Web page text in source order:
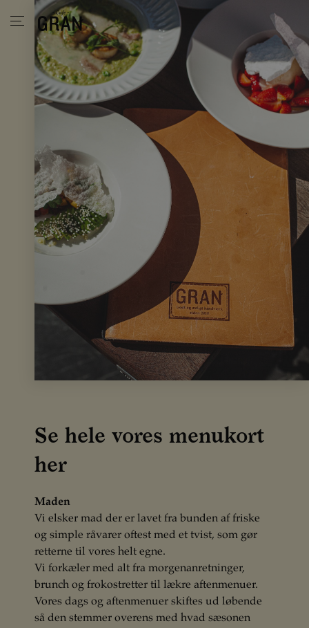
Se hele vores menukort
her
Maden
Vi elsker mad der er lavet fra bunden af friske
og simple råvarer oftest med et tvist, som gør
retterne til vores helt egne.
Vi forkæler med alt fra morgenanretninger,
brunch og frokostretter til lækre aftenmenuer.
Vores dags og aftenmenuer skiftes ud løbende
så den stemmer overens med hvad sæsonen